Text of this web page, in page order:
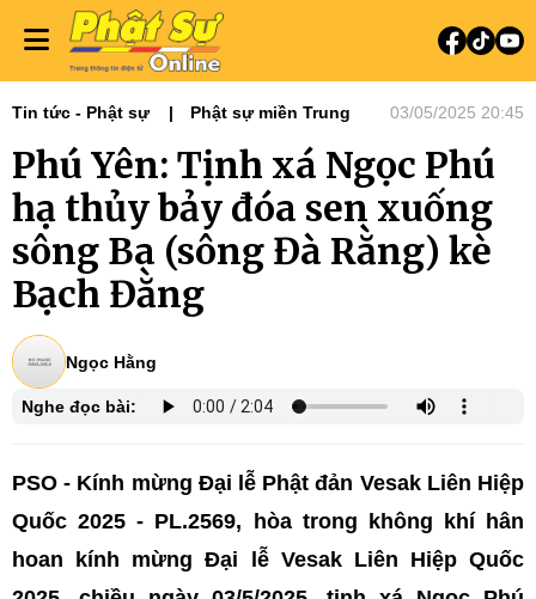
Tin tức - Phật sự Phật sự miền Trung 03/05/2025 20:45
Phú Yên: Tịnh xá Ngọc Phú
hạ thủy bảy đóa sen xuống
sông Ba (sông Đà Rằng) kè
Bạch Đằng
Ngọc Hằng
Nghe đọc bài:
PSO - Kính mừng Đại lễ Phật đản Vesak Liên Hiệp
Quốc 2025 - PL.2569, hòa trong không khí hân
hoan kính mừng Đại lễ Vesak Liên Hiệp Quốc